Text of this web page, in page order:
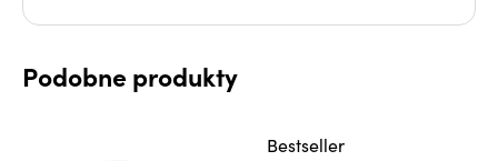
Podobne produkty
Bestseller